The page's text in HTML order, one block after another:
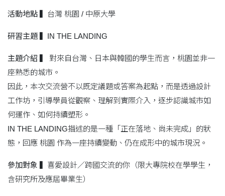
活動地點 ▍台灣 桃園 / 中原大學
研習主題 ▍ IN THE LANDING
主題介紹 ▍ 對來自台灣、日本與韓國的學生而言，桃園並非一
座熟悉的城市。
因此，本次交流營不以既定議題或答案為起點，而是透過設計
工作坊，引導學員從觀察、理解到實際介入，逐步認識城市如
何運作、如何持續塑形。
IN THE LANDING描述的是一種「正在落地、尚未完成」的狀
態，回應 桃園 作為一座持續變動、仍在成形中的城市現況。
參加對象
▍喜愛設計／跨國交流的你（限大專院校在學學生，
含研究所及應屆畢業生）